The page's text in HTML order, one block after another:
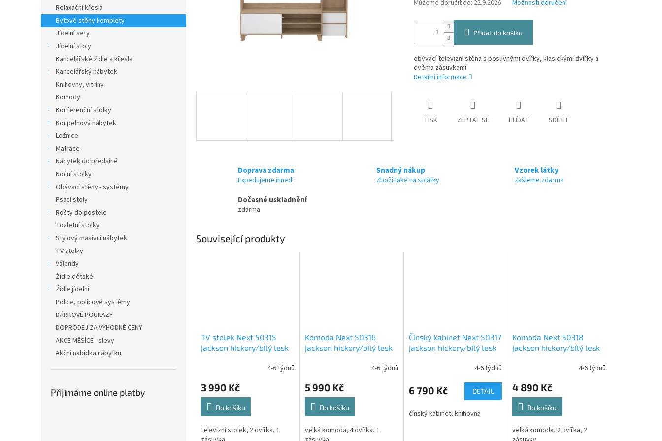
e
l
Relaxační křesla
Bytové stěny komplety
Jídelní sety
Jídelní stoly
Kancelářské židle a křesla
Kancelářský nábytek
Knihovny, vitríny
Komody
Konferenční stolky
Koupelnový nábytek
Ložnice
Matrace
Nábytek do předsíně
Noční stolky
Obývací stěny - systémy
Psací stoly
Rošty do postele
Toaletní stolky
Stylový masivní nábytek
TV stolky
Válendy
Židle dětské
Židle jídelní
Police, policové systémy
DÁRKOVÉ POUKAZY
DOPRODEJ ZA VÝHODNÉ CENY
AKCE MĚSÍCE - slevy
Akční nabídka nábytku
Přijímáme online platby
Můžeme doručit do: 22.9.2026 Možnosti doručení
Přidat do košíku
obývací televizní stěna s posuvnými dvířky, klasickými dvířky a
dvěma zásuvkami
Detailní informace
TISK ZEPTAT SE HLÍDAT SDÍLET
Doprava zdarma
Expedujeme ihned!
Snadný nákup
Zboží také na splátky
Vzorek látky
zašleme zdarma
Dočasné uskladnění
zdarma
Související produkty
TV stolek Next 50315
jackson hickory/bílý lesk
4-6 týdnů
3 990 Kč
Do košíku
televizní stolek, 2 dvířka, 1
Komoda Next 50316
jackson hickory/bílý lesk
4-6 týdnů
5 990 Kč
Do košíku
velká komoda, 4 dvířka, 1
Čínský kabinet Next 50317
jackson hickory/bílý lesk
4-6 týdnů
6 790 Kč DETAIL
čínský kabinet, knihovna
Komoda Next 50318
jackson hickory/bílý lesk
4-6 týdnů
4 890 Kč
Do košíku
velká komoda, 2 dvířka, 2